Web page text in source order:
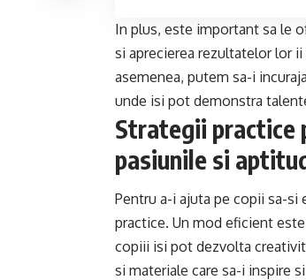
In plus, este important sa le
si aprecierea rezultatelor lor
asemenea, putem sa-i
unde isi pot demonstra
Strategii practice
pasiunile si
Pentru a-i ajuta pe copii sa-
practice. Un mod eficient
copiii isi pot dezvolta
si materiale care sa-i inspire